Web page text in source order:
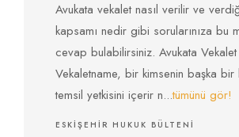
Avukata vekalet nasıl verilir ve
kapsamı nedir gibi sorularınıza bu
cevap bulabilirsiniz. Avukata
Vekaletname, bir kimsenin başka bir
temsil yetkisini içerir n...tümünü gör!
ESKIŞEHIR HUKUK BÜLTENI